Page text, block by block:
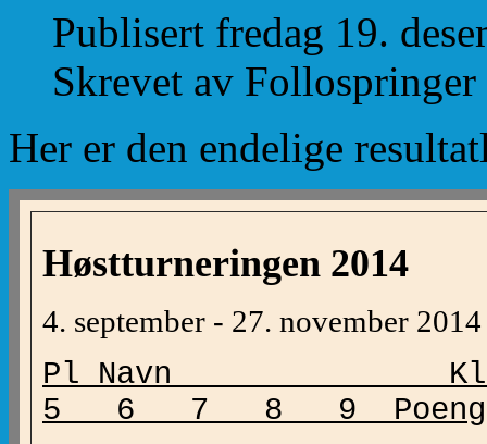
Publisert fredag 19.
Skrevet av Follospringer
Her er den endelige
Høstturneringen 2014
4. september - 27. november 2014
Pl Navn Kl
5 6 7 8 9 Poeng